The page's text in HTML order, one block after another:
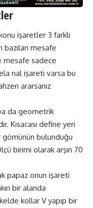
işaretler 3 farklı
bazıları mesafe
mesafe sadece
nal işareti varsa bu
ararsanız
da geometrik
Kısacası define yeri
bulunduğu
birimi olarak arşın 70
papaz onun işareti
bir alanda
kollar V yapıp bir